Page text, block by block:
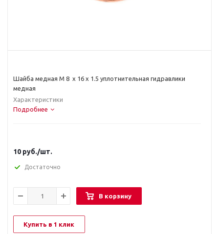
Шайба медная M 8 х 16 х 1.5 уплотнительная гидравлики
медная
Характеристики
Подробнее
10 руб./шт.
Достаточно
В корзину
Купить в 1 клик